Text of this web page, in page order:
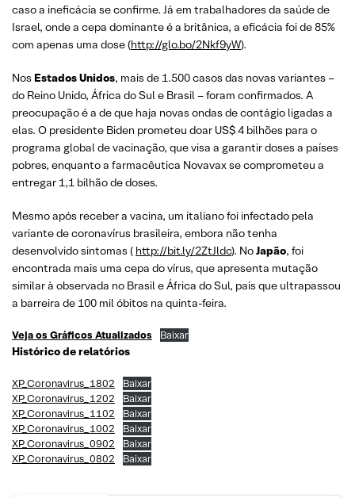
caso a ineficácia se confirme. Já em trabalhadores da saúde de
Israel, onde a cepa dominante é a britânica, a eficácia foi de 85%
com apenas uma dose (http://glo.bo/2Nkf9yW).
Nos Estados Unidos, mais de 1.500 casos das novas variantes –
do Reino Unido, África do Sul e Brasil – foram confirmados. A
preocupação é a de que haja novas ondas de contágio ligadas a
elas. O presidente Biden prometeu doar US$ 4 bilhões para o
programa global de vacinação, que visa a garantir doses a países
pobres, enquanto a farmacêutica Novavax se comprometeu a
entregar 1,1 bilhão de doses.
Mesmo após receber a vacina, um italiano foi infectado pela
variante de coronavírus brasileira, embora não tenha
desenvolvido sintomas ( http://bit.ly/2ZtJldc). NoJapão, foi
encontrada mais uma cepa do vírus, que apresenta mutação
similar à observada no Brasil e África do Sul, país que ultrapassou
a barreira de 100 mil óbitos na quinta-feira.
Veja os Gráficos Atualizados Baixar
Histórico de relatórios
XP_Coronavirus_1802
Baixar
XP_Coronavirus_1202
Baixar
XP_Coronavirus_1102
Baixar
XP_Coronavirus_1002
Baixar
XP_Coronavirus_0902
Baixar
XP_Coronavirus_0802
Baixar